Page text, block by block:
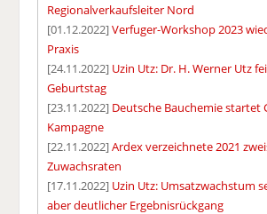
Regionalverkaufsleiter Nord
[01.12.2022]Verfuger-Workshop 2023
Praxis
[24.11.2022] Uzin Utz: Dr. H. Werner Utz
Geburtstag
[23.11.2022] Deutsche Bauchemie startet
Kampagne
[22.11.2022]Ardex verzeichnete 2021
Zuwachsraten
[17.11.2022] Uzin Utz: Umsatzwachstum
aber deutlicher Ergebnisrückgang